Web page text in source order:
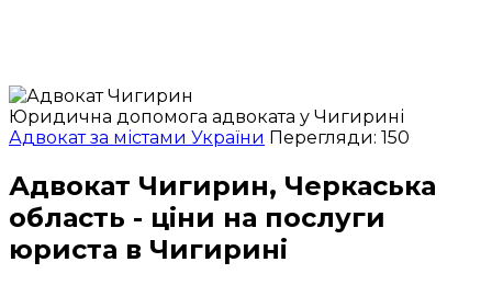
Юридична допомога адвоката у Чигирині
Адвокат за містами України Перегляди: 150
Адвокат Чигирин, Черкаська
область - ціни на послуги
юриста в Чигирині